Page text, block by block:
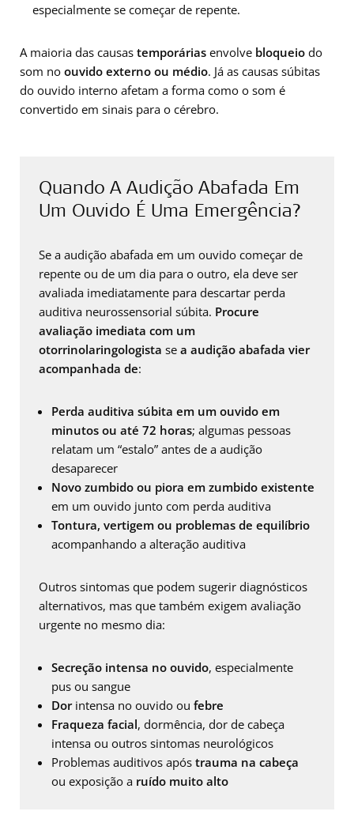
especialmente se começar de repente.
A maioria das causas temporárias envolve bloqueio do
som no ouvido externo ou médio. Já as causas súbitas
do ouvido interno afetam a forma como o som é
convertido em sinais para o cérebro.
Quando A Audição Abafada Em
Um Ouvido É Uma Emergência?
Se a audição abafada em um ouvido começar de
repente ou de um dia para o outro, ela deve ser
avaliada imediatamente para descartar perda
auditiva neurossensorial súbita. Procure
avaliação imediata com um
otorrinolaringologista se a audição abafada vier
acompanhada de:
Perda auditiva súbita em um ouvido em
minutos ou até 72 horas; algumas pessoas
relatam um “estalo” antes de a audição
desaparecer
Novo zumbido ou piora em zumbido existente
em um ouvido junto com perda auditiva
Tontura, vertigem ou problemas de equilíbrio
acompanhando a alteração auditiva
Outros sintomas que podem sugerir diagnósticos
alternativos, mas que também exigem avaliação
urgente no mesmo dia:
Secreção intensa no ouvido, especialmente
pus ou sangue
Dorintensa no ouvido ou febre
Fraqueza facial, dormência, dor de cabeça
intensa ou outros sintomas neurológicos
Problemas auditivos após trauma na cabeça
ou exposição a ruído muito alto